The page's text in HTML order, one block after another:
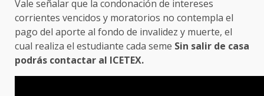
Vale señalar que la condonación de intereses
corrientes vencidos y moratorios no contempla el
pago del aporte al fondo de invalidez y muerte, el
cual realiza el estudiante cada seme Sin salir de casa
podrás contactar al ICETEX.